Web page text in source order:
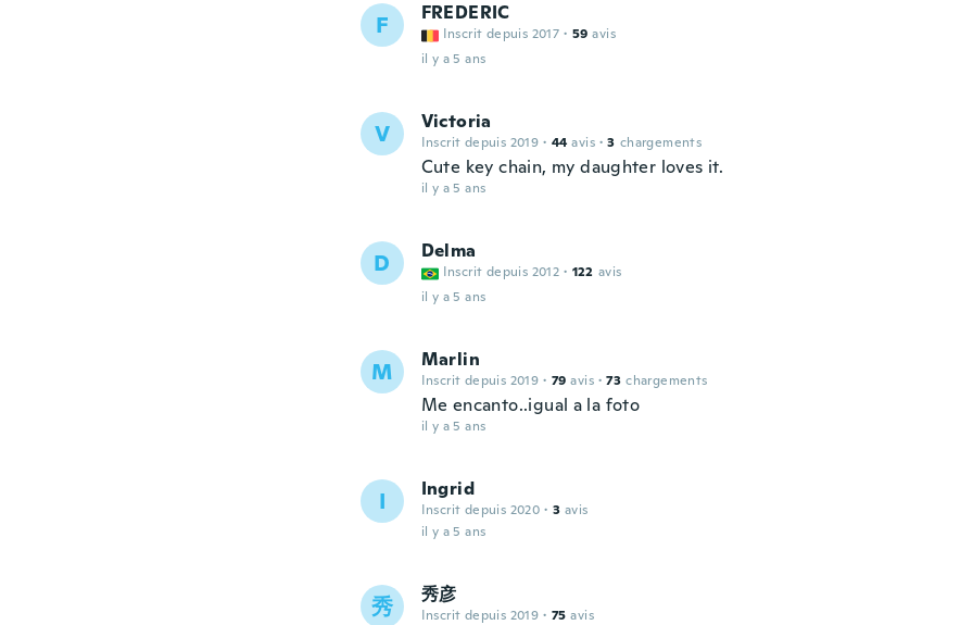
F FREDERIC
Inscrit depuis 2017 · 59 avis
il y a 5 ans
V Victoria
Inscrit depuis 2019 · 44 avis · 3 chargements
Cute key chain, my daughter loves it.
il y a 5 ans
D Delma
Inscrit depuis 2012 · 122 avis
il y a 5 ans
M Marlin
Inscrit depuis 2019 · 79 avis · 73 chargements
Me encanto..igual a la foto
il y a 5 ans
I Ingrid
Inscrit depuis 2020 · 3 avis
il y a 5 ans
秀 秀彦
Inscrit depuis 2019 · 75 avis